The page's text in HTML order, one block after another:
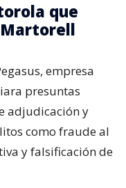
que
empresa
presuntas
adjudicación y
como fraude al
y falsificación de